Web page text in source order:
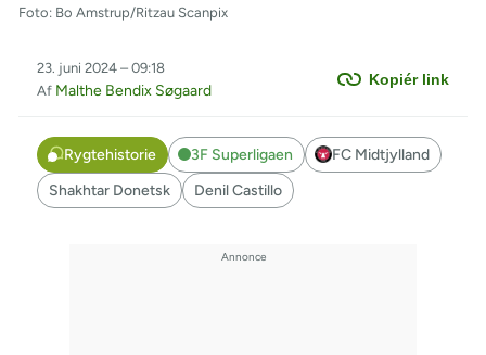
Foto: Bo Amstrup/Ritzau Scanpix
Kopiér link
23. juni 2024 – 09:18
Af Malthe Bendix Søgaard
Rygtehistorie 3F Superligaen
FC Midtjylland
Shakhtar Donetsk
Denil Castillo